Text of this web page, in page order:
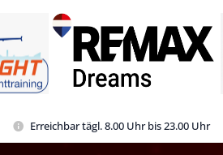
Erreichbar tägl. 8.00 Uhr bis 23.00 Uhr